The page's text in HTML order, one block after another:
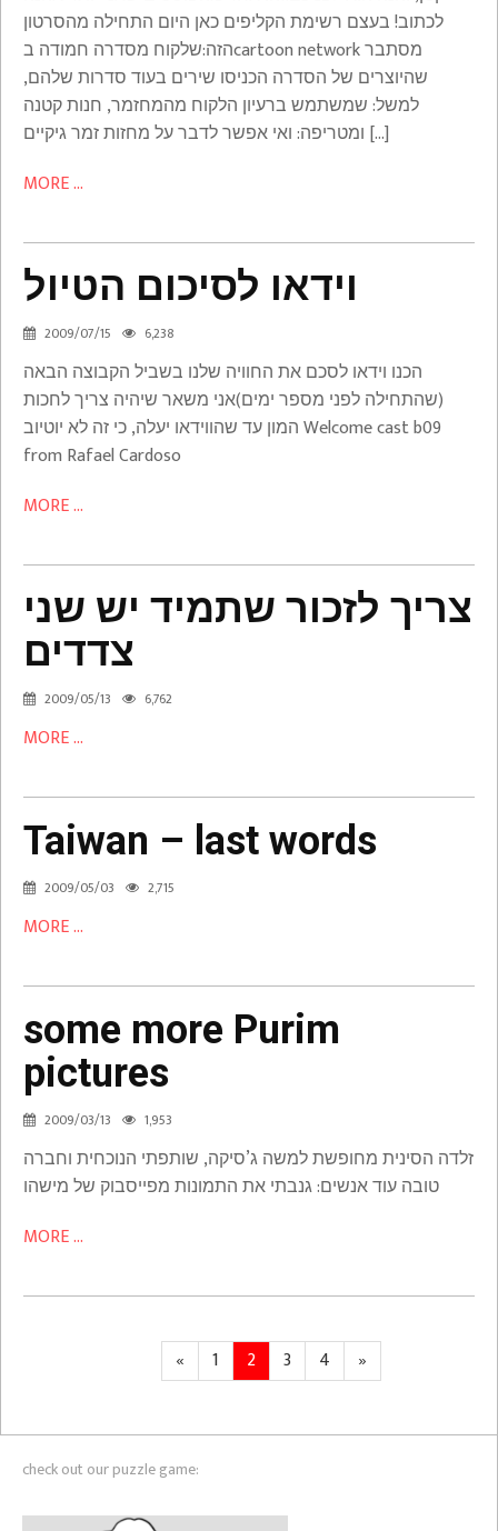
לכתוב! בעצם רשימת הקליפים כאן היום התחילה מהסרטון
הזה:שלקוח מסדרה חמודה בcartoon network מסתבר
שהיוצרים של הסדרה הכניסו שירים בעוד סדרות שלהם,
למשל: שמשתמש ברעיון הלקוח מהמחזמר, חנות קטנה
ומטריפה: ואי אפשר לדבר על מחזות זמר גיקיים […]
MORE ...
וידאו לסיכום הטיול
2009/07/15 6,238
Pictures
וידאו
הטיול
הכנו וידאו לסכם את החוויה שלנו בשביל הקבוצה הבאה
(שהתחילה לפני מספר ימים)אני משאר שיהיה צריך לחכות
המון עד שהווידאו יעלה, כי זה לא יוטיוב Welcome cast b09
from Rafael Cardoso
MORE ...
צריך לזכור שתמיד יש שני
צדדים
2009/05/13 6,762
Media
צריך
לזכור
שתמיד
יש
צדדים
MORE ...
Taiwan – last words
2009/05/03 2,715
Media
–
words
MORE ...
some more Purim
pictures
2009/03/13 1,953
Media
some
more
Purim
pictures
זלדה הסינית מחופשת למשה ג’סיקה, שותפתי הנוכחית וחברה
טובה עוד אנשים: גנבתי את התמונות מפייסבוק של מישהו
MORE ...
Posts
«Previous
page
Page
1 Page
2 Page
3 Page
4
Next
page
»
check out our puzzle game: